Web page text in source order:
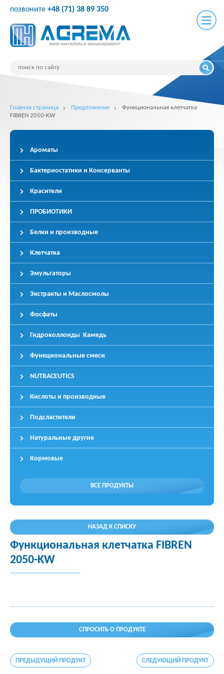
позвоните +48 (71) 38 89 350
Главная страница Предложение
Функциональная клетчатка
FIBREN 2050-KW
Ароматы
Бактериостатики и Консерванты
Красители
ПРОБИОТИКИ
Белки и производные
Клетчатка
Эмульгаторы
Экстракты и Маслосмолы
Фосфаты
Гидроколлоиды Камедь
Функциональные смеси
NUTRACEUTICS
Кислоты и производные
Подсластители
Натуральные другие
Кормовые
ВСЕ ПРОДУКТЫ
НАЗАД К СПИСКУ
Функциональная клетчатка FIBREN
2050-KW
СПРОСИТЬ О ПРОДУКТЕ
ПРЕДЫДУЩИЙ ПРОДУКТ СЛЕДУЮЩИЙ ПРОДУКТ